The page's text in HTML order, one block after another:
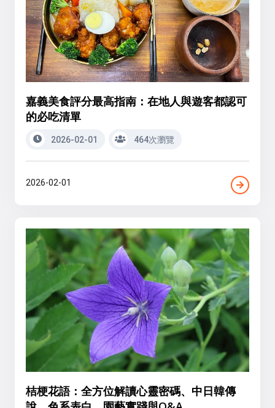
嘉義美食評分最高指南：在地人與遊客都認可
的必吃清單
2026-02-01 464次瀏覽
2026-02-01
桔梗花語：全方位解讀心靈密碼、中日韓傳